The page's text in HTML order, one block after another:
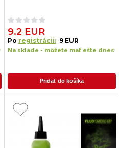
9.2 EUR
Po registrácii: 9 EUR
Na sklade - môžete mať ešte dnes
Pridať do košíka